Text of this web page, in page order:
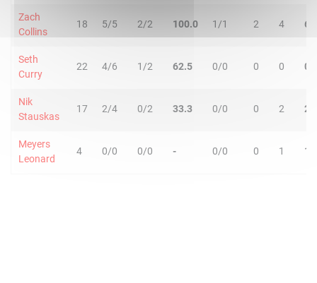
Zach
Collins
18 5/5 2/2 100.0 1/1 2 4 6
Seth
Curry
22 4/6 1/2 62.5 0/0 0 0 0
Nik
Stauskas
17 2/4 0/2 33.3 0/0 0 2 2
Meyers
Leonard
4 0/0 0/0 - 0/0 0 1 1